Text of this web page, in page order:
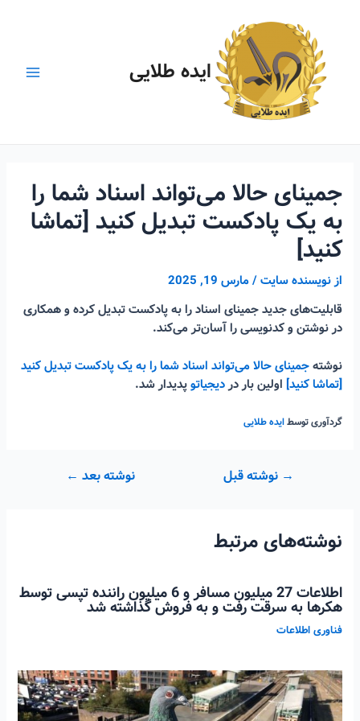
ایده طلایی
جمینای حالا می‌تواند اسناد شما را
به یک پادکست تبدیل کنید [تماشا
کنید]
ازنویسنده سایت/مارس 19, 2025
قابلیت‌های جدید جمینای اسناد را به پادکست تبدیل کرده و همکاری
در نوشتن و کدنویسی را آسان‌تر می‌کند.
نوشتهجمینای حالا می‌تواند اسناد شما را به یک پادکست تبدیل کنید
[تماشا کنید] اولین بار دردیجیاتوپدیدار شد.
گردآوری توسطایده طلایی
راهبری
→ نوشته قبل نوشته بعد ←
نوشته‌های مرتبط
اطلاعات 27 میلیون مسافر و 6 میلیون راننده تپسی توسط
هکرها به سرقت رفت و به فروش گذاشته شد
فناوری اطلاعات